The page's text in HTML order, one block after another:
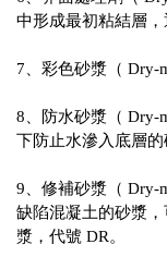
中形成最初粘結層，
7、彩色砂漿（ Dry-
8、防水砂漿（ Dry-
下防止水滲入底層的
9、修補砂漿（ Dry-
缺陷混凝土的砂漿
漿，代號 DR。